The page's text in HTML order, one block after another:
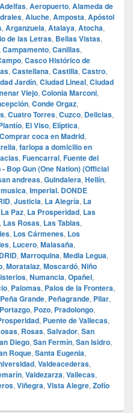
Adelfas, Aeropuerto, Alameda de
, Aluche, Amposta, Apóstol
, Arganzuela, Atalaya, Atocha,
de las Letras, Bellas Vistas,
Campamento, Canillas,
, Casco Histórico de
, Castellana, Castilla, Castro,
Jardín, Ciudad Lineal, Ciudad
Viejo, Colonia Marconi,
, Conde Orgaz,
, Cuatro Torres, Cuzco, Delicias,
, El Viso, Elíptica,
coca en Madrid,
, farlopa a domicilio en
, Fuencarral, Fuente del
Bop Gun (One Nation) (Official
andreas, Guindalera, Hellín,
, Imperial. DONDE
, Justicia, La Alegría, La
La Paz, La Prosperidad, Las
, Las Rosas, Las Tablas,
, Los Cármenes, Los
, Lucero, Malasaña,
, Marroquina, Media Legua,
, Moratalaz, Moscardó, Niño
, Numancia, Opañel,
, Palomas, Palos de la Frontera,
Peña Grande, Peñagrande, Pilar,
Portazgo, Pozo, Pradolongo,
, Puente de Vallecas,
, Rosas, Salvador, San
Diego, San Fermín, San Isidro,
Roque, Santa Eugenia,
, Valdeacederas,
, Valdezarza, Vallecas,
, Viñegra, Vista Alegre, Zofío